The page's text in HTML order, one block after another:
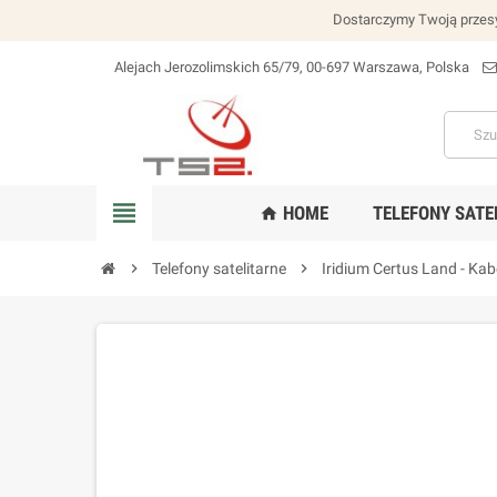
Dostarczymy Twoją
lokalizacja_na
Alejach Jerozolimskich 65/79, 00-697 Warszawa, Polska
view_headline home HOME TELEFONY
chevron_right Telefony satelitarne chevron_right Iridium Certus Land -